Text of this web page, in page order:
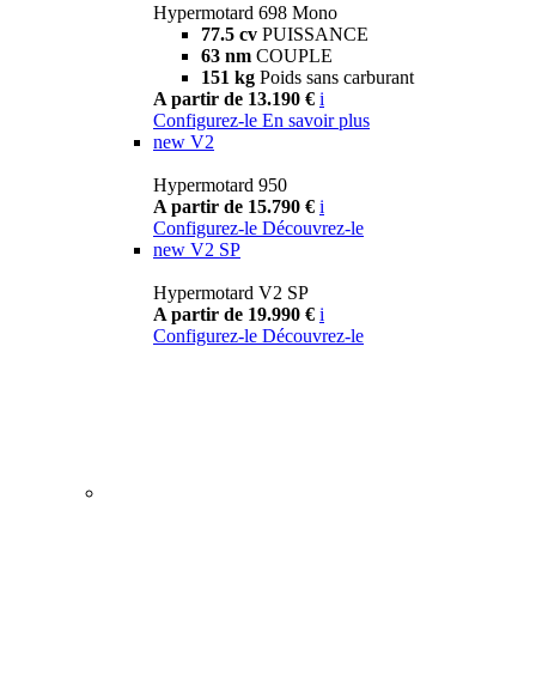
Hypermotard 698 Mono
77.5 cv PUISSANCE
63 nm COUPLE
151 kg Poids sans carburant
A partir de 13.190 € i
Configurez-le En savoir plus
new V2
Hypermotard 950
A partir de 15.790 € i
Configurez-le Découvrez-le
new V2 SP
Hypermotard V2 SP
A partir de 19.990 € i
Configurez-le Découvrez-le